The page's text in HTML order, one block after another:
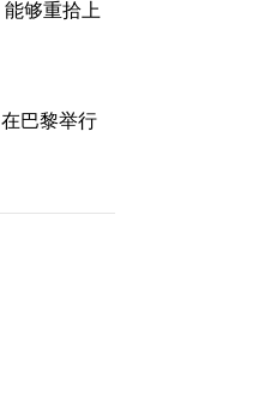
够重拾上
巴黎举行